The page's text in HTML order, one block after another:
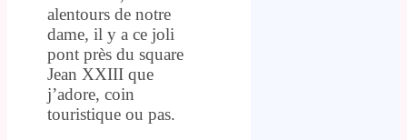
alentours de notre
dame, il y a ce joli
pont près du square
Jean XXIII que
j’adore, coin
touristique ou pas.